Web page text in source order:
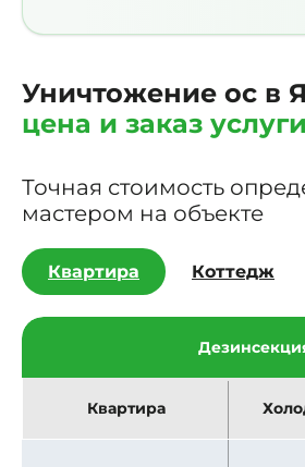
Уничтожение ос в
цена и заказ услуги
Точная стоимость
мастером на объекте
Квартира Коттедж
Квартира